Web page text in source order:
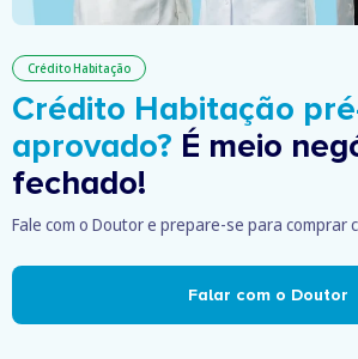
Crédito Habitação
Crédito Habitação
aprovado? É meio
fechado!
Fale com o Doutor e prepare-se para comprar
Falar com o Doutor